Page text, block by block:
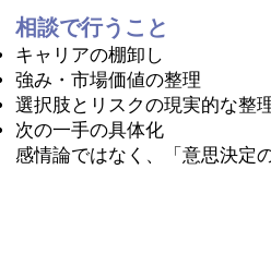
相談で行うこと
キャリアの棚卸し
強み・市場価値の整理
選択肢とリスクの現実的な整
次の一手の具体化
感情論ではなく、「意思決定